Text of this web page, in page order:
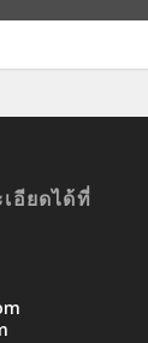
อียดได้ที่